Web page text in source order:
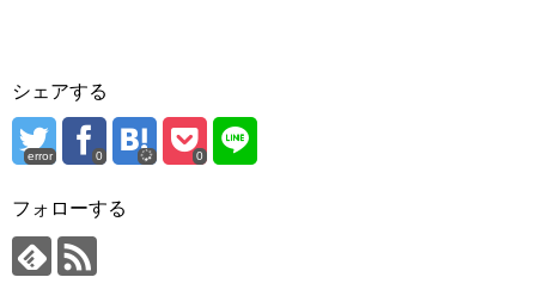
シェアする
error 0 0
フォローする